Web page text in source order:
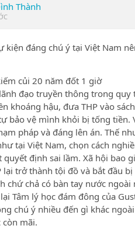
Thành
kiện đáng chú ý tại Việt Nam
củi 20 năm đốt 1 giờ
đạo truyền thông trong
khoáng hậu, đưa THP vào
bảo vệ mình khỏi bị tống
pháp và đáng lên án. Thế
tại Việt Nam, chọn cách
định sai lầm. Xã hội bao
lại trở thành tội đồ và bắt đầu
chứ chả có bàn tay nước ngoài
Tâm lý học đám đông của
chú ý nhiều đến gì khác
mãi.